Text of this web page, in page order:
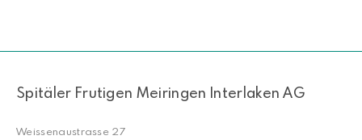
Spitäler Frutigen Meiringen Interlaken AG
Weissenaustrasse 27